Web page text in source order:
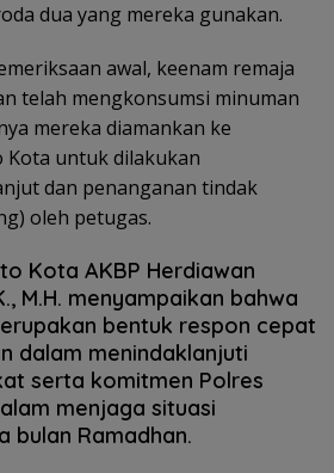
dua yang mereka gunakan.
awal, keenam remaja
telah mengkonsumsi minuman
mereka diamankan ke
untuk dilakukan
dan penanganan tindak
oleh petugas.
Kota AKBP Herdiawan
M.H. menyampaikan bahwa
bentuk respon cepat
dalam menindaklanjuti
serta komitmen Polres
menjaga situasi
bulan Ramadhan.